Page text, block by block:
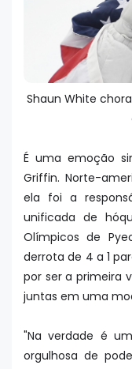
Shaun White
É uma emoção
Griffin. Norte-
ela foi a
unificada de
Olímpicos de
derrota de 4 a 1
por ser a primeira
juntas em uma
"Na verdade é
orgulhosa de